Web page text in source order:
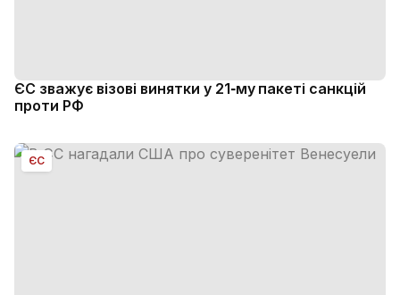
ЄС зважує візові винятки у 21‑му пакеті санкцій
проти РФ
ЄС